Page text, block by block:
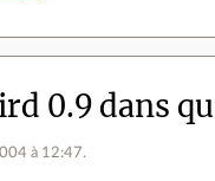
0.9 dans
à 12:47.